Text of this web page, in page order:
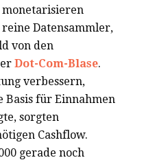
monetarisieren
Datensammler,
von den
Dot-Com-Blase.
verbessern,
Basis für Einnahmen
sorgten
Cashflow.
gerade noch